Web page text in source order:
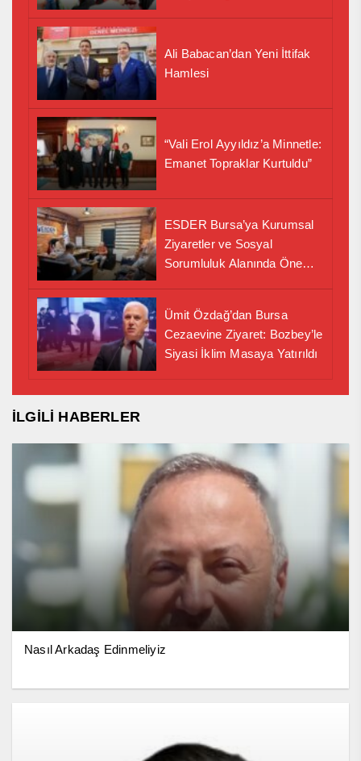
Ali Babacan’dan Yeni İttifak
Hamlesi
“Vali Erol Ayyıldız’a Minnetle:
Emanet Topraklar Kurtuldu”
ESDER Bursa’ya Kurumsal
Ziyaretler ve Sosyal
Sorumluluk Alanında Önemli
Ümit Özdağ’dan Bursa
Cezaevine Ziyaret: Bozbey’le
Siyasi İklim Masaya Yatırıldı
İLGİLİ HABERLER
Nasıl Arkadaş Edinmeliyiz